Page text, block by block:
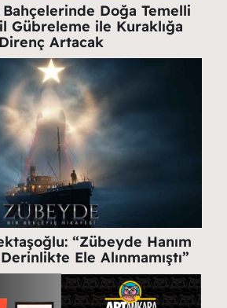
Doğa Temelli
Gübreleme ile Kuraklığa
Direnç Artacak
“Zübeyde Hanım
Ele Alınmamıştı”